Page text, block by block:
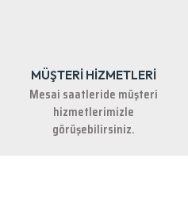
MÜŞTERİ HİZMETLERİ
Mesai saatleride müşteri
hizmetlerimizle
görüşebilirsiniz.